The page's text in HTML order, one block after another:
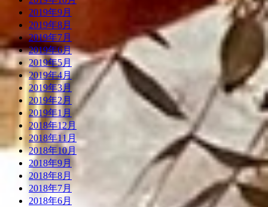
2019年9月
2019年8月
2019年7月
2019年6月
2019年5月
2019年4月
2019年3月
2019年2月
2019年1月
2018年12月
2018年11月
2018年10月
2018年9月
2018年8月
2018年7月
2018年6月